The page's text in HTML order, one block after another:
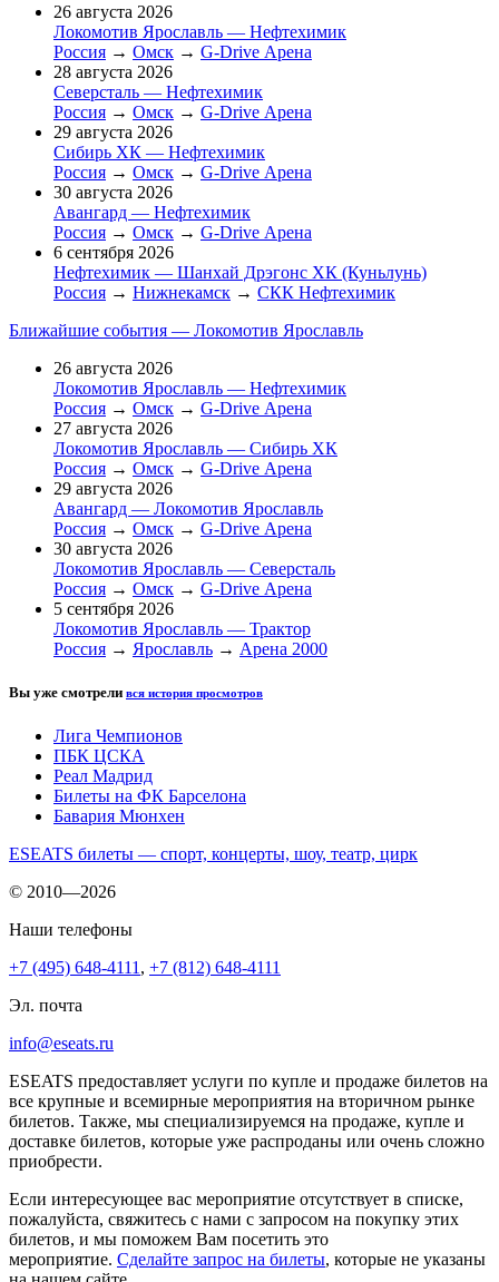
26 августа 2026
Локомотив Ярославль — Нефтехимик
Россия → Омск → G-Drive Арена
28 августа 2026
Северсталь — Нефтехимик
Россия → Омск → G-Drive Арена
29 августа 2026
Сибирь ХК — Нефтехимик
Россия → Омск → G-Drive Арена
30 августа 2026
Авангард — Нефтехимик
Россия → Омск → G-Drive Арена
6 сентября 2026
Нефтехимик — Шанхай Дрэгонс ХК (Куньлунь)
Россия → Нижнекамск → СКК Нефтехимик
Ближайшие события — Локомотив Ярославль
26 августа 2026
Локомотив Ярославль — Нефтехимик
Россия → Омск → G-Drive Арена
27 августа 2026
Локомотив Ярославль — Сибирь ХК
Россия → Омск → G-Drive Арена
29 августа 2026
Авангард — Локомотив Ярославль
Россия → Омск → G-Drive Арена
30 августа 2026
Локомотив Ярославль — Северсталь
Россия → Омск → G-Drive Арена
5 сентября 2026
Локомотив Ярославль — Трактор
Россия → Ярославль → Арена 2000
Вы уже смотрели вся история просмотров
Лига Чемпионов
ПБК ЦСКА
Реал Мадрид
Билеты на ФК Барселона
Бавария Мюнхен
ESEATS билеты — спорт, концерты, шоу, театр, цирк
© 2010—2026
Наши телефоны
+7 (495) 648-4111 , +7 (812) 648-4111
Эл. почта
info@eseats.ru
ESEATS предоставляет услуги по купле и продаже билетов на
все крупные и всемирные мероприятия на вторичном рынке
билетов. Также, мы специализируемся на продаже, купле и
доставке билетов, которые уже распроданы или очень сложно
приобрести.
Если интересующее вас мероприятие отсутствует в списке,
пожалуйста, свяжитесь с нами с запросом на покупку этих
билетов, и мы поможем Вам посетить это
мероприятие. Cделайте запрос на билеты, которые не указаны